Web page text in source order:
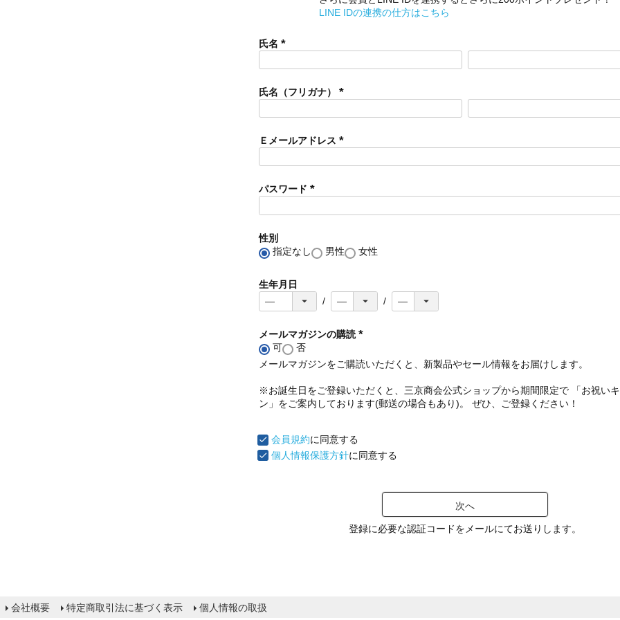
LINE IDの連携の仕方はこちら
氏名
必
)
氏名（フリガナ）
必
)
Ｅメールアドレス
必
)
パスワード
必
性別
指定なし
男性 女性
生年月日
メールマガジンの購読
必
)
可
否
メールマガジンをご購読いただくと、新製品やセール情報をお届けします。
※お誕生日をご登録いただくと、三京商会公式ショップから期間限定で 「お祝い
ン」をご案内しております(郵送の場合もあり)。 ぜひ、ご登録ください！
会員規約に同意する
個人情報保護方針に同意する
次へ
登録に必要な認証コードをメールにてお送りします。
会社概要 特定商取引法に基づく表示 個人情報の取扱